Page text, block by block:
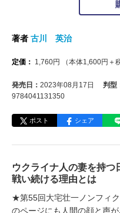
著者 古川 英治
定価： 1,760円 （本体1,600円＋
発売日： 2023年08月17日 判型
9784041131350
ポスト シェア
ウクライナ人の妻を持つ
戦い続ける理由とは
★第55回大宅壮一ノンフィ
のページにも人間の顔と声が